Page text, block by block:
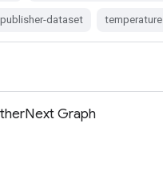
publisher-dataset temperature
Graph